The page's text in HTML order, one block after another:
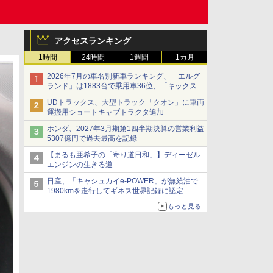
アクセスランキング
1時間 24時間 1週間 1カ月
2026年7月の車名別新車ランキング、「エルグ
ランド」は1883台で乗用車36位、「キックス」
は2591台で27位に
UDトラックス、大型トラック「クオン」に車両
運搬用ショートキャブトラクタ追加
ホンダ、2027年3月期第1四半期決算の営業利益
5307億円で過去最高を記録
【まるも亜希子の「寄り道日和」】ディーゼル
エンジンの生きる道
日産、「キャシュカイe-POWER」が無給油で
1980kmを走行してギネス世界記録に認定
もっと見る